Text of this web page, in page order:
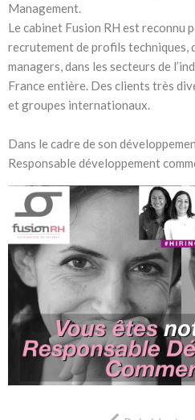
Management.
Le cabinet Fusion RH est reconnu
recrutement de profils techniques,
managers, dans les secteurs de
France entière. Des clients très
et groupes internationaux.
Dans le cadre de son
Responsable développement